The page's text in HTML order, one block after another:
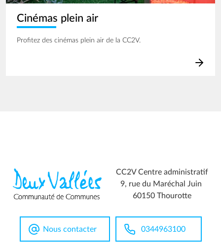
Cinémas plein air
Profitez des cinémas plein air de la CC2V.
CC2V Centre administratif
9, rue du Maréchal Juin
60150 Thourotte
Nous contacter 0344963100